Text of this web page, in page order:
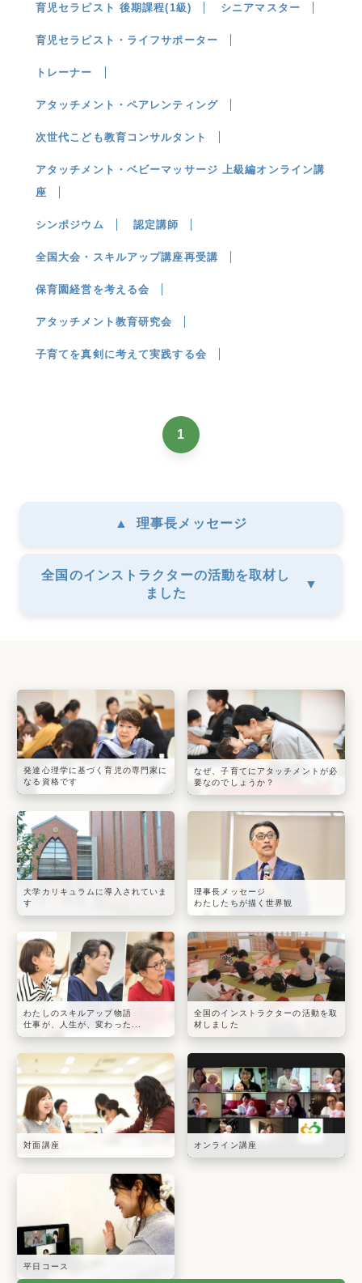
育児セラピスト 後期課程(1級) シニアマスター
育児セラピスト・ライフサポーター
トレーナー
アタッチメント・ペアレンティング
次世代こども教育コンサルタント
アタッチメント・ベビーマッサージ 上級編オンライン講
座
シンポジウム 認定講師
全国大会・スキルアップ講座再受講
保育園経営を考える会
アタッチメント教育研究会
子育てを真剣に考えて実践する会
1
▲ 理事長メッセージ
全国のインストラクターの活動を取材し
ました
▼
発達心理学に基づく育児の専門家に
なる資格です
なぜ、子育てにアタッチメントが必
要なのでしょうか？
大学カリキュラムに導入されていま
す
理事長メッセージ
わたしたちが描く世界観
わたしのスキルアップ物語
仕事が、人生が、変わった...
全国のインストラクターの活動を取
材しました
対面講座 オンライン講座
平日コース